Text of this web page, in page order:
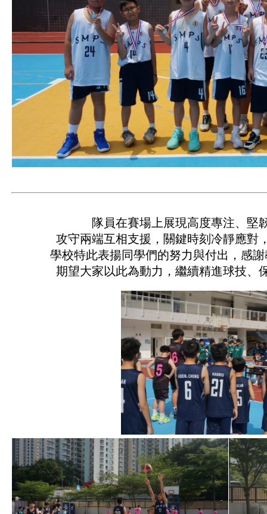
隊員在賽場上展現高度專注、堅
攻守兩端互相支援，關鍵時刻冷靜應對
學校特此表揚同學們的努力與付出，感
期望大家以此為動力，繼續精進球技、